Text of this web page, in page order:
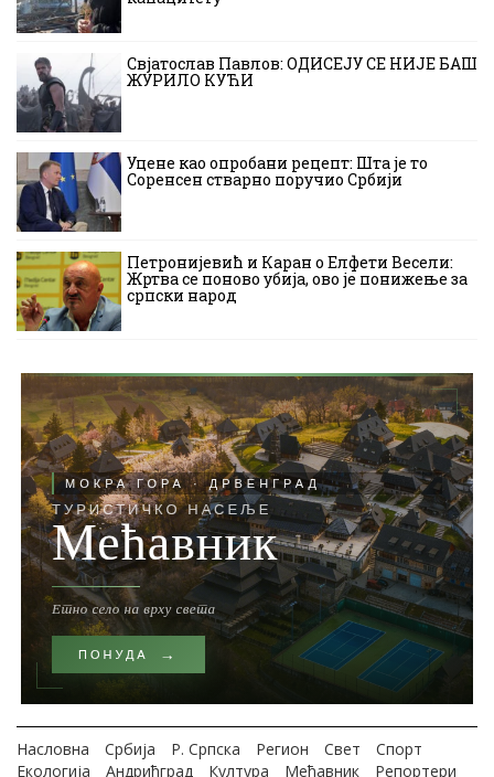
Свјатослав Павлов: ОДИСЕЈУ СЕ НИЈЕ БАШ
ЖУРИЛО КУЋИ
Уцене као опробани рецепт: Шта је то
Соренсен стварно поручио Србији
Петронијевић и Каран о Елфети Весели:
Жртва се поново убија, ово је понижење за
српски народ
Насловна Србија Р. Српска Регион Свет
Спорт
Екологија
Андрићград Култура Мећавник Репортери